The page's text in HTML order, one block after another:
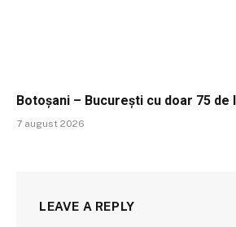
Botoșani – București cu doar 75 de
7 august 2026
LEAVE A REPLY